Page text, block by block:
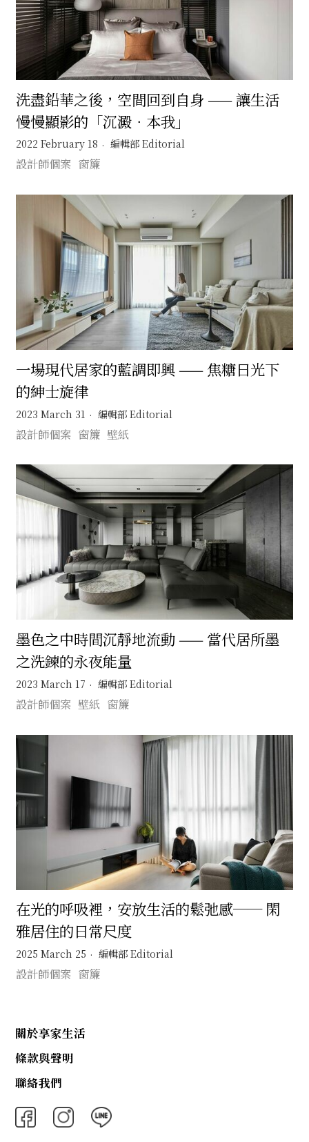
洗盡鉛華之後，空間回到自身 —— 讓生活
慢慢顯影的「沉澱．本我」
2022 February 18 編輯部 Editorial
設計師個案 窗簾
一場現代居家的藍調即興 —— 焦糖日光下
的紳士旋律
2023 March 31 編輯部 Editorial
設計師個案 窗簾 壁紙
墨色之中時間沉靜地流動 —— 當代居所墨
之洗鍊的永夜能量
2023 March 17 編輯部 Editorial
設計師個案 壁紙 窗簾
在光的呼吸裡，安放生活的鬆弛感── 閑
雅居住的日常尺度
2025 March 25 編輯部 Editorial
設計師個案 窗簾
關於享家生活
條款與聲明
聯絡我們